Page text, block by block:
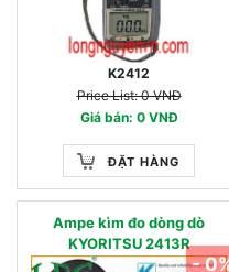
K2412
Price List: 0 VNĐ
Giá bán: 0 VNĐ
ĐẶT HÀNG
Ampe kìm đo dòng dò
KYORITSU 2413R
-